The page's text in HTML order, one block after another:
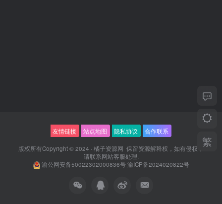
友情链接 站点地图 隐私协议 合作联系
版权所有Copyright © 2024 · 橘子资源网 保留资源解释权，如有侵权，
请联系网站客服处理.
渝公网安备50022302000836号 渝ICP备2024020822号
繁